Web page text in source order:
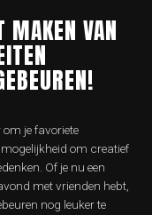
MAKEN VAN
om je favoriete
om creatief
Of je nu een
met vrienden hebt,
nog leuker te